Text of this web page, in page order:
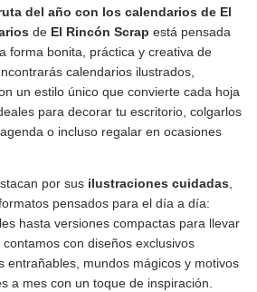
del año con los calendarios de El
de El Rincón Scrap está pensada
forma bonita, práctica y creativa de
calendarios ilustrados,
un estilo único que convierte cada hoja
para decorar tu escritorio, colgarlos
o incluso regalar en ocasiones
por sus ilustraciones cuidadas,
pensados para el día a día:
hasta versiones compactas para llevar
con diseños exclusivos
entrañables, mundos mágicos y motivos
a mes con un toque de inspiración.